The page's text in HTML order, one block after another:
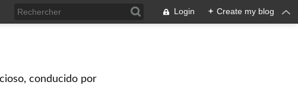
Login + Create my blog
conducido por